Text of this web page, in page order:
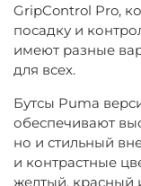
GripControl Pro,
посадку и
имеют разные
для всех.
Бутсы Puma
обеспечивают
но и стильный
и контрастные
желтый, красный